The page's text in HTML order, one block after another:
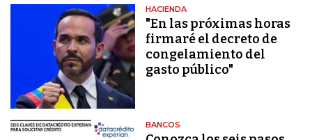
HACIENDA
"En las próximas horas
firmaré el decreto de
congelamiento del
gasto público"
BANCOS